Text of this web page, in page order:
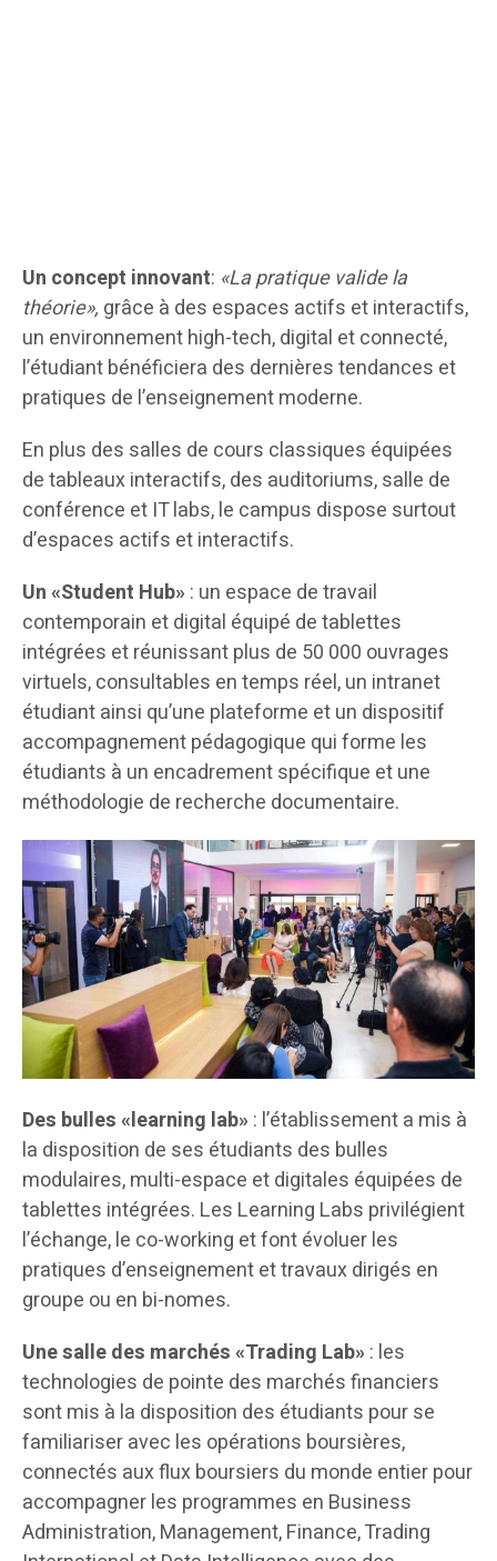
Un concept innovant: «La pratique valide la
théorie», grâce à des espaces actifs et interactifs,
un environnement high-tech, digital et connecté,
l’étudiant bénéficiera des dernières tendances et
pratiques de l’enseignement moderne.
En plus des salles de cours classiques équipées
de tableaux interactifs, des auditoriums, salle de
conférence et IT labs, le campus dispose surtout
d’espaces actifs et interactifs.
Un «Student Hub»: un espace de travail
contemporain et digital équipé de tablettes
intégrées et réunissant plus de 50 000 ouvrages
virtuels, consultables en temps réel, un intranet
étudiant ainsi qu’une plateforme et un dispositif
accompagnement pédagogique qui forme les
étudiants à un encadrement spécifique et une
méthodologie de recherche documentaire.
Des bulles «learning lab»: l’établissement a mis à
la disposition de ses étudiants des bulles
modulaires, multi-espace et digitales équipées de
tablettes intégrées. Les Learning Labs privilégient
l’échange, le co-working et font évoluer les
pratiques d’enseignement et travaux dirigés en
groupe ou en bi-nomes.
Une salle des marchés «Trading Lab»: les
technologies de pointe des marchés financiers
sont mis à la disposition des étudiants pour se
familiariser avec les opérations boursières,
connectés aux flux boursiers du monde entier pour
accompagner les programmes en Business
Administration, Management, Finance, Trading